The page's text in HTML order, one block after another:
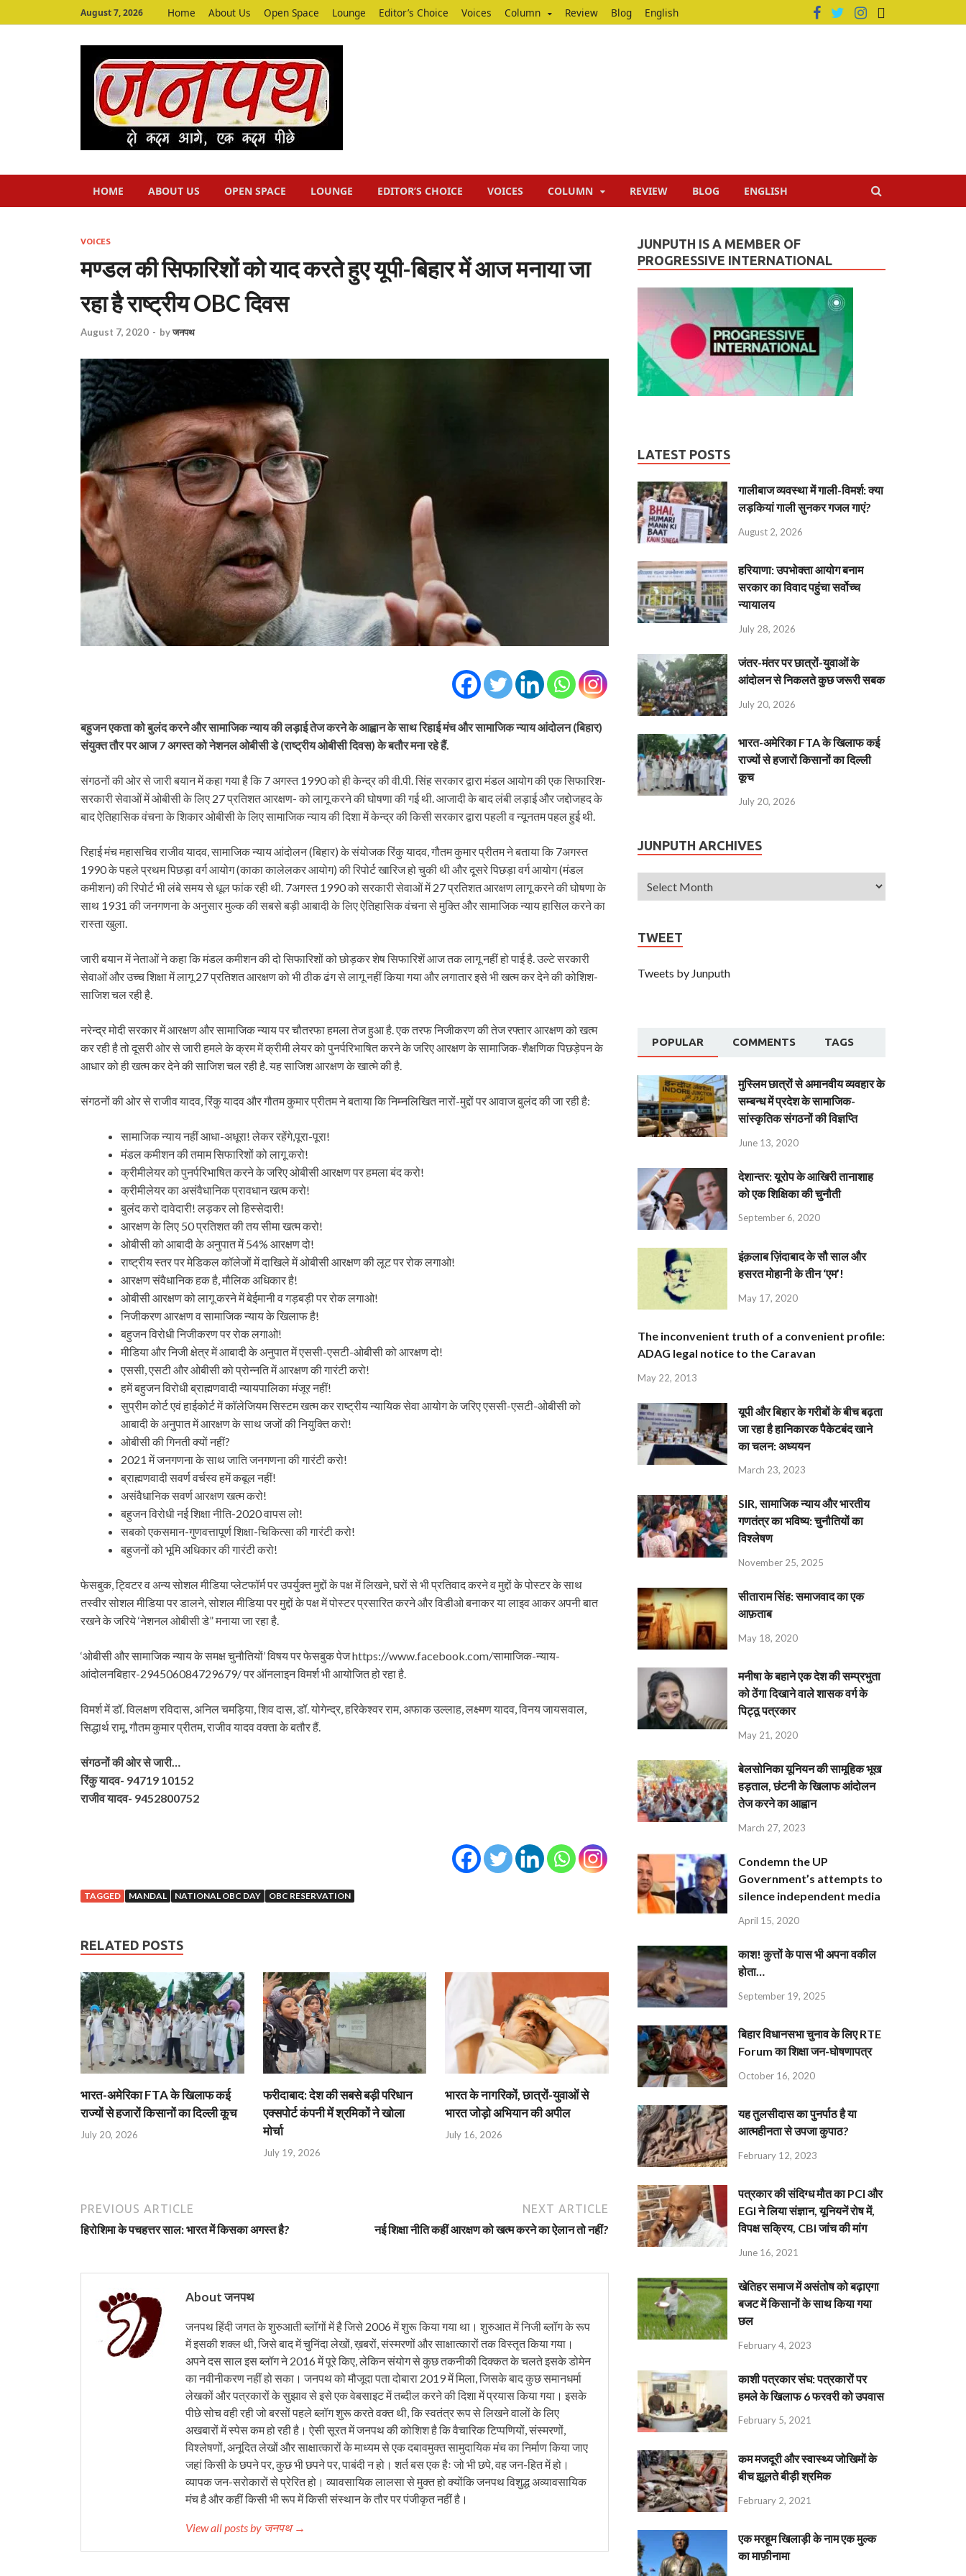
August 7, 2026 Home About Us Open Space Lounge Editor’s Choice Voices Column Review Blog English
HOME ABOUT US OPEN SPACE LOUNGE EDITOR’S CHOICE VOICES COLUMN REVIEW BLOG ENGLISH
VOICES
मण्डल की सिफारिशों को याद करते हुए यूपी-बिहार में आज मनाया जा
रहा है राष्ट्रीय OBC दिवस
August 7, 2020 - byजनपथ
बहुजन एकता को बुलंद करने और सामाजिक न्याय की लड़ाई तेज करने के आह्वान के साथ रिहाई मंच और सामाजिक न्याय आंदोलन (बिहार)
संयुक्त तौर पर आज 7 अगस्त को नेशनल ओबीसी डे (राष्ट्रीय ओबीसी दिवस) के बतौर मना रहे हैं.
संगठनों की ओर से जारी बयान में कहा गया है कि 7 अगस्त 1990 को ही केन्द्र की वी.पी. सिंह सरकार द्वारा मंडल आयोग की एक सिफारिश-
सरकारी सेवाओं में ओबीसी के लिए 27 प्रतिशत आरक्षण- को लागू करने की घोषणा की गई थी. आजादी के बाद लंबी लड़ाई और जद्दोजहद के
बाद ऐतिहासिक वंचना के शिकार ओबीसी के लिए सामाजिक न्याय की दिशा में केन्द्र की किसी सरकार द्वारा पहली व न्यूनतम पहल हुई थी.
रिहाई मंच महासचिव राजीव यादव, सामाजिक न्याय आंदोलन (बिहार) के संयोजक रिंकु यादव, गौतम कुमार प्रीतम ने बताया कि 7अगस्त
1990 के पहले प्रथम पिछड़ा वर्ग आयोग (काका कालेलकर आयोग) की रिपोर्ट खारिज हो चुकी थी और दूसरे पिछड़ा वर्ग आयोग (मंडल
कमीशन) की रिपोर्ट भी लंबे समय से धूल फांक रही थी. 7अगस्त 1990 को सरकारी सेवाओं में 27 प्रतिशत आरक्षण लागू करने की घोषणा के
साथ 1931 की जनगणना के अनुसार मुल्क की सबसे बड़ी आबादी के लिए ऐतिहासिक वंचना से मुक्ति और सामाजिक न्याय हासिल करने का
रास्ता खुला.
जारी बयान में नेताओं ने कहा कि मंडल कमीशन की दो सिफारिशों को छोड़कर शेष सिफारिशें आज तक लागू नहीं हो पाई है. उल्टे सरकारी
सेवाओं और उच्च शिक्षा में लागू 27 प्रतिशत आरक्षण को भी ठीक ढंग से लागू नहीं किया गया और लगातार इसे भी खत्म कर देने की कोशिश-
साजिश चल रही है.
नरेन्द्र मोदी सरकार में आरक्षण और सामाजिक न्याय पर चौतरफा हमला तेज हुआ है. एक तरफ निजीकरण की तेज रफ्तार आरक्षण को खत्म
कर रही है तो दूसरी ओर से जारी हमले के क्रम में क्रीमी लेयर को पुनर्परिभाषित करने के जरिए आरक्षण के सामाजिक-शैक्षणिक पिछड़ेपन के
आधार को ही खत्म कर देने की साजिश चल रही है. यह साजिश आरक्षण के खात्मे की है.
संगठनों की ओर से राजीव यादव, रिंकु यादव और गौतम कुमार प्रीतम ने बताया कि निम्नलिखित नारों-मुद्दों पर आवाज बुलंद की जा रही है:
सामाजिक न्याय नहीं आधा-अधूरा! लेकर रहेंगे,पूरा-पूरा!
मंडल कमीशन की तमाम सिफारिशों को लागू करो!
क्रीमीलेयर को पुनर्परिभाषित करने के जरिए ओबीसी आरक्षण पर हमला बंद करो!
क्रीमीलेयर का असंवैधानिक प्रावधान खत्म करो!
बुलंद करो दावेदारी! लड़कर लो हिस्सेदारी!
आरक्षण के लिए 50 प्रतिशत की तय सीमा खत्म करो!
ओबीसी को आबादी के अनुपात में 54% आरक्षण दो!
राष्ट्रीय स्तर पर मेडिकल कॉलेजों में दाखिले में ओबीसी आरक्षण की लूट पर रोक लगाओ!
आरक्षण संवैधानिक हक है, मौलिक अधिकार है!
ओबीसी आरक्षण को लागू करने में बेईमानी व गड़बड़ी पर रोक लगाओ!
निजीकरण आरक्षण व सामाजिक न्याय के खिलाफ है!
बहुजन विरोधी निजीकरण पर रोक लगाओ!
मीडिया और निजी क्षेत्र में आबादी के अनुपात में एससी-एसटी-ओबीसी को आरक्षण दो!
एससी, एसटी और ओबीसी को प्रोन्नति में आरक्षण की गारंटी करो!
हमें बहुजन विरोधी ब्राह्मणवादी न्यायपालिका मंजूर नहीं!
सुप्रीम कोर्ट एवं हाईकोर्ट में कॉलेजियम सिस्टम खत्म कर राष्ट्रीय न्यायिक सेवा आयोग के जरिए एससी-एसटी-ओबीसी को
आबादी के अनुपात में आरक्षण के साथ जजों की नियुक्ति करो!
ओबीसी की गिनती क्यों नहीं?
2021 में जनगणना के साथ जाति जनगणना की गारंटी करो!
ब्राह्मणवादी सवर्ण वर्चस्व हमें कबूल नहीं!
असंवैधानिक सवर्ण आरक्षण खत्म करो!
बहुजन विरोधी नई शिक्षा नीति-2020 वापस लो!
सबको एकसमान-गुणवत्तापूर्ण शिक्षा-चिकित्सा की गारंटी करो!
बहुजनों को भूमि अधिकार की गारंटी करो!
फेसबुक, ट्विटर व अन्य सोशल मीडिया प्लेटफॉर्म पर उपर्युक्त मुद्दों के पक्ष में लिखने, घरों से भी प्रतिवाद करने व मुद्दों के पोस्टर के साथ
तस्वीर सोशल मीडिया पर डालने, सोशल मीडिया पर मुद्दों के पक्ष में पोस्टर प्रसारित करने और विडीओ बनाकर या लाइव आकर अपनी बात
रखने के जरिये ‘नेशनल ओबीसी डे” मनाया जा रहा है.
‘ओबीसी और सामाजिक न्याय के समक्ष चुनौतियों’ विषय पर फेसबुक पेज https://www.facebook.com/सामाजिक-न्याय-
आंदोलनबिहार-294506084729679/ पर ऑनलाइन विमर्श भी आयोजित हो रहा है.
विमर्श में डॉ. विलक्षण रविदास, अनिल चमड़िया, शिव दास, डॉ. योगेन्द्र, हरिकेश्वर राम, अफाक उल्लाह, लक्ष्मण यादव, विनय जायसवाल,
सिद्धार्थ रामू, गौतम कुमार प्रीतम, राजीव यादव वक्ता के बतौर हैं.
संगठनों की ओर से जारी…
रिंकु यादव- 94719 10152
राजीव यादव- 9452800752
TAGGED MANDAL NATIONAL OBC DAY OBC RESERVATION
RELATED POSTS
भारत-अमेरिका FTA के खिलाफ कई
राज्यों से हजारों किसानों का दिल्ली कूच
July 20, 2026
फरीदाबाद: देश की सबसे बड़ी परिधान
एक्सपोर्ट कंपनी में श्रमिकों ने खोला
मोर्चा
July 19, 2026
भारत के नागरिकों, छात्रों-युवाओं से
भारत जोड़ो अभियान की अपील
July 16, 2026
PREVIOUS ARTICLE
हिरोशिमा के पचहत्तर साल: भारत में किसका अगस्त है?
NEXT ARTICLE
नई शिक्षा नीति कहीं आरक्षण को खत्म करने का ऐलान तो नहीं?
About जनपथ
जनपथ हिंदी जगत के शुरुआती ब्लॉगों में है जिसे 2006 में शुरू किया गया था। शुरुआत में निजी ब्लॉग के रूप
में इसकी शक्ल थी, जिसे बाद में चुनिंदा लेखों, ख़बरों, संस्मरणों और साक्षात्कारों तक विस्तृत किया गया।
अपने दस साल इस ब्लॉग ने 2016 में पूरे किए, लेकिन संयोग से कुछ तकनीकी दिक्कत के चलते इसके डोमेन
का नवीनीकरण नहीं हो सका। जनपथ को मौजूदा पता दोबारा 2019 में मिला, जिसके बाद कुछ समानधर्मा
लेखकों और पत्रकारों के सुझाव से इसे एक वेबसाइट में तब्दील करने की दिशा में प्रयास किया गया। इसके
पीछे सोच वही रही जो बरसों पहले ब्लॉग शुरू करते वक्त थी, कि स्वतंत्र रूप से लिखने वालों के लिए
अखबारों में स्पेस कम हो रही है। ऐसी सूरत में जनपथ की कोशिश है कि वैचारिक टिप्पणियों, संस्मरणों,
विश्लेषणों, अनूदित लेखों और साक्षात्कारों के माध्यम से एक दबावमुक्त सामुदायिक मंच का निर्माण किया जाए
जहां किसी के छपने पर, कुछ भी छपने पर, पाबंदी न हो। शर्त बस एक हैः जो भी छपे, वह जन-हित में हो।
व्यापक जन-सरोकारों से प्रेरित हो। व्यावसायिक लालसा से मुक्त हो क्योंकि जनपथ विशुद्ध अव्यावसायिक
मंच है और कहीं किसी भी रूप में किसी संस्थान के तौर पर पंजीकृत नहीं है।
View all posts by जनपथ →
JUNPUTH IS A MEMBER OF
PROGRESSIVE INTERNATIONAL
LATEST POSTS
गालीबाज व्‍यवस्‍था में गाली-विमर्श: क्या
लड़कियां गाली सुनकर गजल गाएं?
August 2, 2026
हरियाणा: उपभोक्ता आयोग बनाम
सरकार का विवाद पहुंचा सर्वोच्च
न्यायालय
July 28, 2026
जंतर-मंतर पर छात्रों-युवाओं के
आंदोलन से निकलते कुछ जरूरी सबक
July 20, 2026
भारत-अमेरिका FTA के खिलाफ कई
राज्यों से हजारों किसानों का दिल्ली
कूच
July 20, 2026
JUNPUTH ARCHIVES
TWEET
Tweets by Junputh
POPULAR COMMENTS TAGS
मुस्लिम छात्रों से अमानवीय व्यवहार के
सम्बन्ध में प्रदेश के सामाजिक-
सांस्कृतिक संगठनों की विज्ञप्ति
June 13, 2020
देशान्‍तर: यूरोप के आखिरी तानाशाह
को एक शिक्षिका की चुनौती
September 6, 2020
इंक़लाब ज़िंदाबाद के सौ साल और
हसरत मोहानी के तीन ‘एम’!
May 17, 2020
The inconvenient truth of a convenient profile:
ADAG legal notice to the Caravan
May 22, 2013
यूपी और बिहार के गरीबों के बीच बढ़ता
जा रहा है हानिकारक पैकेटबंद खाने
का चलन: अध्ययन
March 23, 2023
SIR, सामाजिक न्याय और भारतीय
गणतंत्र का भविष्य: चुनौतियों का
विश्लेषण
November 25, 2025
सीताराम सिंह: समाजवाद का एक
आफ़ताब
May 18, 2020
मनीषा के बहाने एक देश की सम्प्रभुता
को ठेंगा दिखाने वाले शासक वर्ग के
पिट्ठू पत्रकार
May 21, 2020
बेलसोनिका यूनियन की सामूहिक भूख
हड़ताल, छंटनी के खिलाफ आंदोलन
तेज करने का आह्वान
March 27, 2023
Condemn the UP
Government’s attempts to
silence independent media
April 15, 2020
काश! कुत्तों के पास भी अपना वकील
होता…
September 19, 2025
बिहार विधानसभा चुनाव के लिए RTE
Forum का शिक्षा जन-घोषणापत्र
October 16, 2020
यह तुलसीदास का पुनर्पाठ है या
आत्महीनता से उपजा कुपाठ?
February 12, 2023
पत्रकार की संदिग्ध मौत का PCI और
EGI ने लिया संज्ञान, यूनियनें रोष में,
विपक्ष सक्रिय, CBI जांच की मांग
June 16, 2021
खेतिहर समाज में असंतोष को बढ़ाएगा
बजट में किसानों के साथ किया गया
छल
February 4, 2023
काशी पत्रकार संघ: पत्रकारों पर
हमले के खिलाफ 6 फरवरी को उपवास
February 5, 2021
कम मजदूरी और स्वास्थ्य जोखिमों के
बीच झूलते बीड़ी श्रमिक
February 2, 2021
एक मरहूम खिलाड़ी के नाम एक मुल्क
का माफ़ीनामा